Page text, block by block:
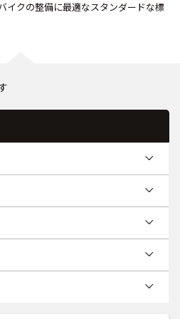
イクの整備に最適なスタンダードな標